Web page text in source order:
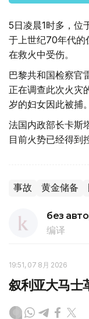
5日凌晨1时多，位
于上世纪70年代的
在救火中受伤。
巴黎共和国检察官
正在调查此次火灾
岁的妇女因此被捕。
法国内政部长卡斯
目前火势已经得到
事故 黄金储备
без
编译
19:51, 07 8月 2026
叙利亚大马士